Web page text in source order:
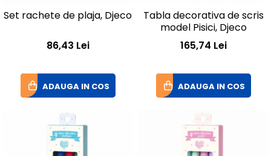
Set rachete de plaja, Djeco
86,43 Lei
ADAUGA IN COS
Tabla decorativa de scris
model Pisici, Djeco
165,74 Lei
ADAUGA IN COS